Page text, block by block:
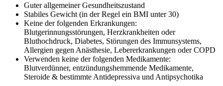
Guter allgemeiner Gesundheitszustand
Stabiles Gewicht (in der Regel ein BMI unter 30)
Keine der folgenden Erkrankungen:
Blutgerinnungsstörungen, Herzkrankheiten oder
Bluthochdruck, Diabetes, Störungen des Immunsystems,
Allergien gegen Anästhesie, Lebererkrankungen oder COPD
Verwenden keine der folgenden Medikamente:
Blutverdünner, entzündungshemmende Medikamente,
Steroide & bestimmte Antidepressiva und Antipsychotika